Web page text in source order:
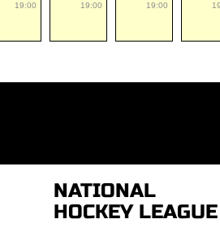
19:00 19:00 19:00
NATIONAL
HOCKEY LEAGUE